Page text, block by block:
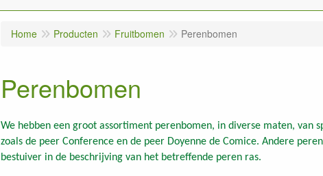
Home Producten Fruitbomen Perenbomen
Perenbomen
We hebben een groot assortiment perenbomen, in diverse maten, van
zoals de peer Conference en de peer Doyenne de Comice. Andere
bestuiver in de beschrijving van het betreffende peren ras.